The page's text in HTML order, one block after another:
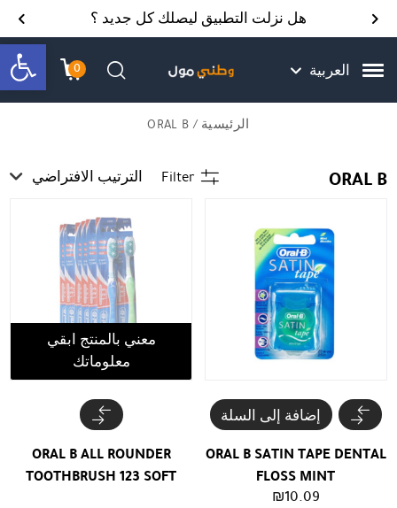
Skip to Content
Contact Us هل نزلت التطبيق ليصلك كل جديد ؟
العربية 0
עגלתחיפוש
الرئيسية / ORAL B
ORAL B
Filter الترتيب الافتراضي
ORAL B SATIN TAPE DENTAL
FLOSS MINT
₪10.09
إضافة إلى السلة
معني بالمنتج ابقي
معلوماتك
ORAL B ALL ROUNDER
TOOTHBRUSH 123 SOFT
Back top top